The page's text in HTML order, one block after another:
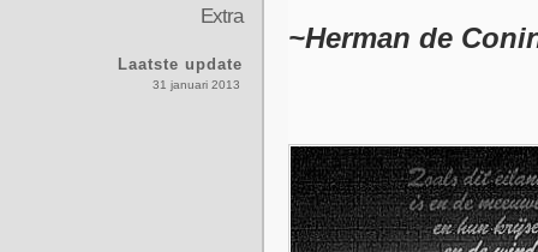
Extra
Laatste update
31 januari 2013
~Herman de